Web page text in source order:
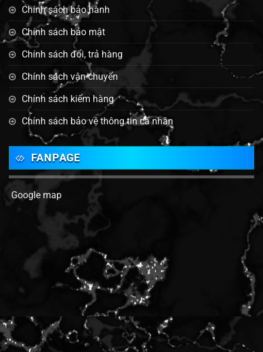
Chính sách bảo hành
Chính sách bảo mật
Chính sách đổi, trả hàng
Chính sách vận chuyển
Chính sách kiểm hàng
Chính sách bảo vệ thông tin cá nhân
FANPAGE
Google map